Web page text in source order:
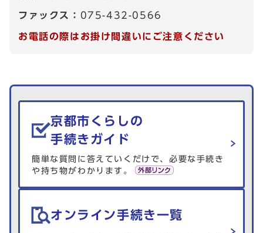
ファックス： 075-432-0566
お電話の際はお掛け間違いにご注意ください
生活情報を探す
京都市くらしの
手続きガイド
簡単な質問に答えていくだけで、必要な手続き
や持ち物がわかります。
オンライン手続き一覧